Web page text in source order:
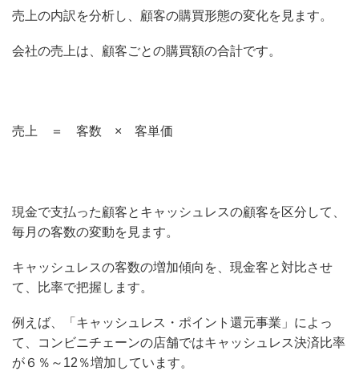
売上の内訳を分析し、顧客の購買形態の変化を見ます。
会社の売上は、顧客ごとの購買額の合計です。
売上 ＝ 客数 × 客単価
現金で支払った顧客とキャッシュレスの顧客を区分して、
毎月の客数の変動を見ます。
キャッシュレスの客数の増加傾向を、現金客と対比させ
て、比率で把握します。
例えば、「キャッシュレス・ポイント還元事業」によっ
て、コンビニチェーンの店舗ではキャッシュレス決済比率
が６％～12％増加しています。